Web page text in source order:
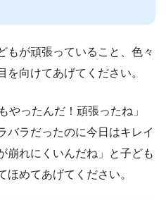
もが頑張っていること、色々
向けてあげてください。
やったんだ！頑張ったね」
バラだったのに今日はキレイ
崩れにくいんだね」と子ども
めてあげてください。